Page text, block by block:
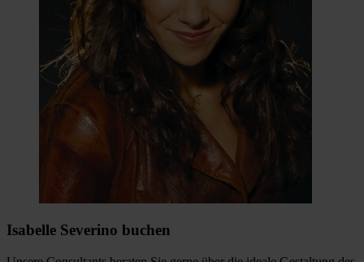
Isabelle Severino buchen